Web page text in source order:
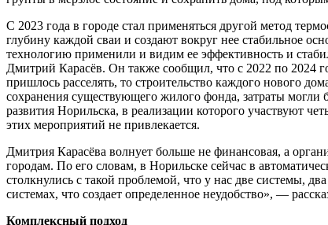
С 2023 года в городе стал применяться другой метод
глубину каждой сваи и создают вокруг нее стабильное
технологию применили и видим ее эффективность и
Дмитрий Карасёв. Он также сообщил, что с 2022 по 2024
пришлось расселять, то строительство каждого нового
сохранения существующего жилого фонда, затраты
развития Норильска, в реализации которого участвуют
этих мероприятий не привлекается.
Дмитрия Карасёва волнует больше не финансовая, а
городам. По его словам, в Норильске сейчас в
столкнулись с такой проблемой, что у нас две системы,
системах, что создает определенное неудобство», —
Комплексный подход